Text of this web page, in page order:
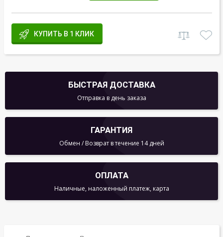
КУПИТЬ В 1 КЛИК
БЫСТРАЯ ДОСТАВКА
Отправка в день заказа
ГАРАНТИЯ
Обмен / Возврат в течение 14 дней
ОПЛАТА
Наличные, наложенный платеж, карта